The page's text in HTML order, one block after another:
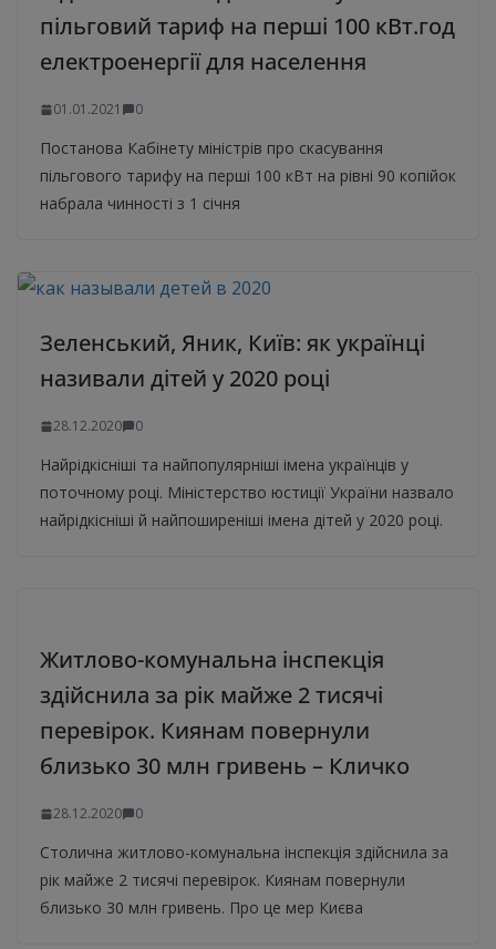
пільговий тариф на перші 100 кВт.год
електроенергії для населення
01.01.2021 0
Постанова Кабінету міністрів про скасування
пільгового тарифу на перші 100 кВт на рівні 90 копійок
набрала чинності з 1 січня
Зеленський, Яник, Київ: як українці
називали дітей у 2020 році
28.12.2020 0
Найрідкісніші та найпопулярніші імена українців у
поточному році. Міністерство юстиції України назвало
найрідкісніші й найпоширеніші імена дітей у 2020 році.
Житлово-комунальна інспекція
здійснила за рік майже 2 тисячі
перевірок. Киянам повернули
близько 30 млн гривень – Кличко
28.12.2020 0
Столична житлово-комунальна інспекція здійснила за
рік майже 2 тисячі перевірок. Киянам повернули
близько 30 млн гривень. Про це мер Києва